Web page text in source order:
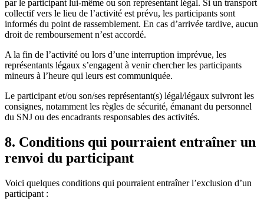
par le participant lui-même ou son représentant légal. Si un transport
collectif vers le lieu de l’activité est prévu, les participants sont
informés du point de rassemblement. En cas d’arrivée tardive, aucun
droit de remboursement n’est accordé.
A la fin de l’activité ou lors d’une interruption imprévue, les
représentants légaux s’engagent à venir chercher les participants
mineurs à l’heure qui leurs est communiquée.
Le participant et/ou son/ses représentant(s) légal/légaux suivront les
consignes, notamment les règles de sécurité, émanant du personnel
du SNJ ou des encadrants responsables des activités.
8. Conditions qui pourraient entraîner un
renvoi du participant
Voici quelques conditions qui pourraient entraîner l’exclusion d’un
participant :